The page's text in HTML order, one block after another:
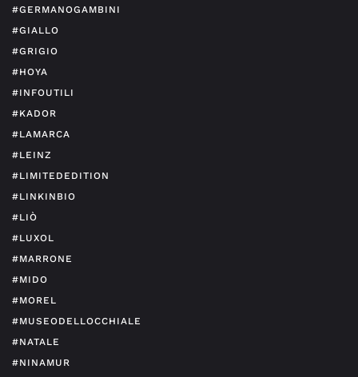
#GERMANOGAMBINI
#GIALLO
#GRIGIO
#HOYA
#INFOUTILI
#KADOR
#LAMARCA
#LEINZ
#LIMITEDEDITION
#LINKINBIO
#LIÒ
#LUXOL
#MARRONE
#MIDO
#MOREL
#MUSEODELLOCCHIALE
#NATALE
#NINAMUR